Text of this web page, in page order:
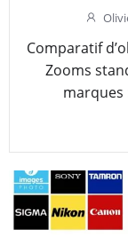
Comparatif
Zooms
marques